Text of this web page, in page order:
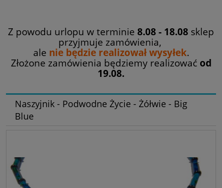
Z powodu urlopu w terminie 8.08 - 18.08 sklep
przyjmuje zamówienia,
ale nie będzie realizował wysyłek.
Złożone zamówienia będziemy realizować od
19.08.
Naszyjnik - Podwodne Życie - Żółwie - Big
Blue